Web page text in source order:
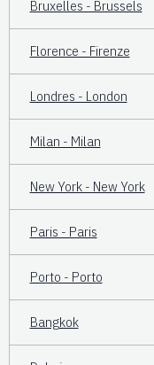
Bruxelles - Brussels
Florence - Firenze
Londres - London
Milan - Milan
New York - New York
Paris - Paris
Porto - Porto
Bangkok